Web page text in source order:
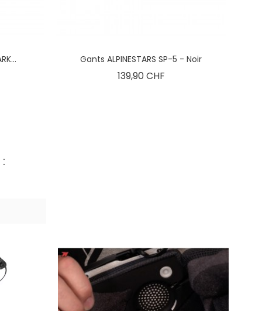
Gants ALPINESTARS SP-5 - Noir
139,90 CHFPrix